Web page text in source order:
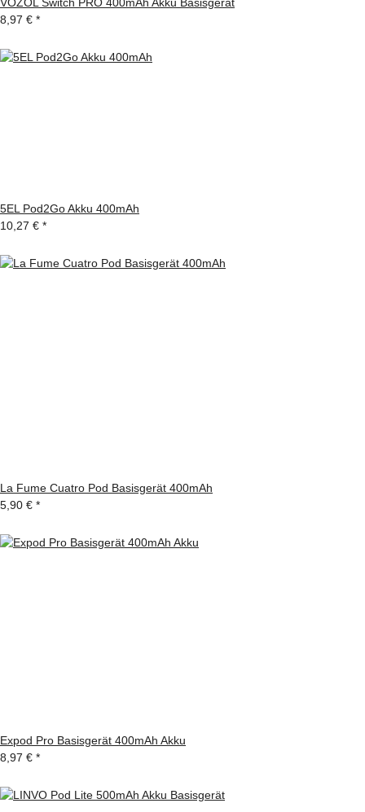
VOZOL Switch PRO 400mAh Akku Basisgerät
8,97 € *
5EL Pod2Go Akku 400mAh
10,27 € *
La Fume Cuatro Pod Basisgerät 400mAh
5,90 € *
Expod Pro Basisgerät 400mAh Akku
8,97 € *